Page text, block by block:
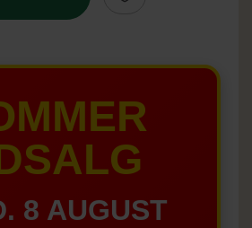
8 AUGUST